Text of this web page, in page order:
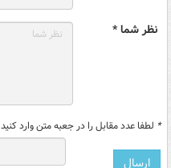
نظر شما *
* لطفا عدد مقابل را در جعبه متن وارد کنید